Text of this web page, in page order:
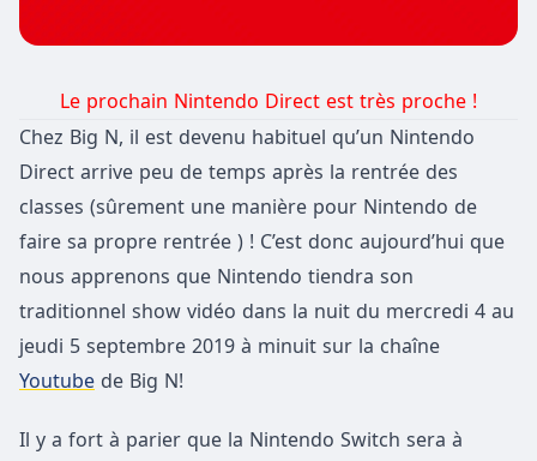
Le prochain Nintendo Direct est très proche !
Chez Big N, il est devenu habituel qu’un Nintendo
Direct arrive peu de temps après la rentrée des
classes (sûrement une manière pour Nintendo de
faire sa propre rentrée ) ! C’est donc aujourd’hui que
nous apprenons que Nintendo tiendra son
traditionnel show vidéo dans la nuit du mercredi 4 au
jeudi 5 septembre 2019 à minuit sur la chaîne
Youtube de Big N!
Il y a fort à parier que la Nintendo Switch sera à